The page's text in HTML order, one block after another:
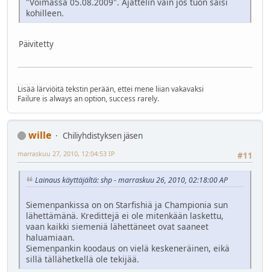
kohilleen.
Päivitetty
Lisää lärviöitä tekstin perään, ettei mene liian vakavaksi
Failure is always an option, success rarely.
wille
Chiliyhdistyksen jäsen
#11
marraskuu 27, 2010, 12:04:53 IP
Lainaus käyttäjältä: shp - marraskuu 26, 2010, 02:18:00 AP
Siemenpankissa on on Starfishiä ja Championia sun
lähettämänä. Kredittejä ei ole mitenkään laskettu,
vaan kaikki siemeniä lähettäneet ovat saaneet
haluamiaan.
Siemenpankin koodaus on vielä keskeneräinen, eikä
sillä tällähetkellä ole tekijää.